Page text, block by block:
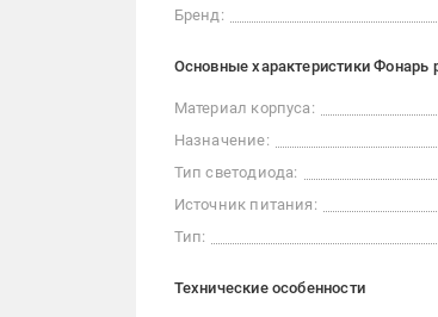
Бренд:
Основные характеристики Фонарь
Материал корпуса:
Назначение:
Тип светодиода:
Источник питания:
Тип:
Технические особенности